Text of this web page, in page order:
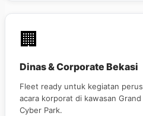
🏢
Dinas & Corporate Bekasi
Fleet ready untuk kegiatan
acara korporat di kawasan
Cyber Park.